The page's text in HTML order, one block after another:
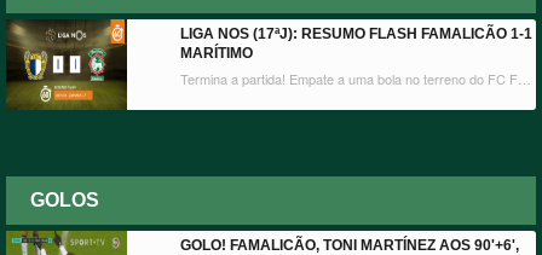
LIGA NOS (17ªJ): RESUMO FLASH FAMALICÃO 1-1
MARÍTIMO
GOLOS
GOLO! FAMALICÃO, TONI MARTÍNEZ AOS 90'+6',